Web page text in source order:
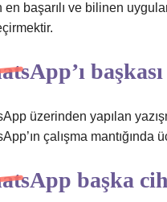
en başarılı ve bilinen
üzerinden yapılan
çalışma
başka